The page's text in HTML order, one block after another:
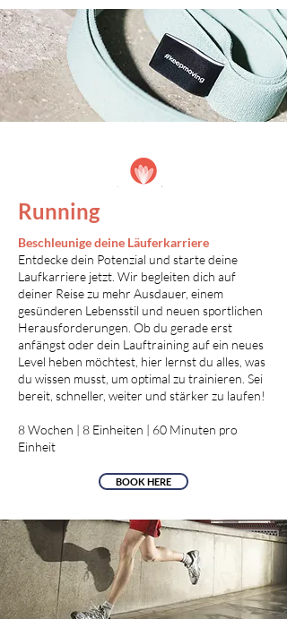
Running
Beschleunige deine Läuferkarriere
Entdecke dein Potenzial und starte deine
Laufkarriere jetzt. Wir begleiten dich auf
deiner Reise zu mehr Ausdauer, einem
gesünderen Lebensstil und neuen sportlichen
Herausforderungen. Ob du gerade erst
anfängst oder dein Lauftraining auf ein neues
Level heben möchtest, hier lernst du alles, was
du wissen musst, um optimal zu trainieren. Sei
bereit, schneller, weiter und stärker zu laufen!
8 Wochen | 8 Einheiten | 60 Minuten pro
Einheit
BOOK HERE